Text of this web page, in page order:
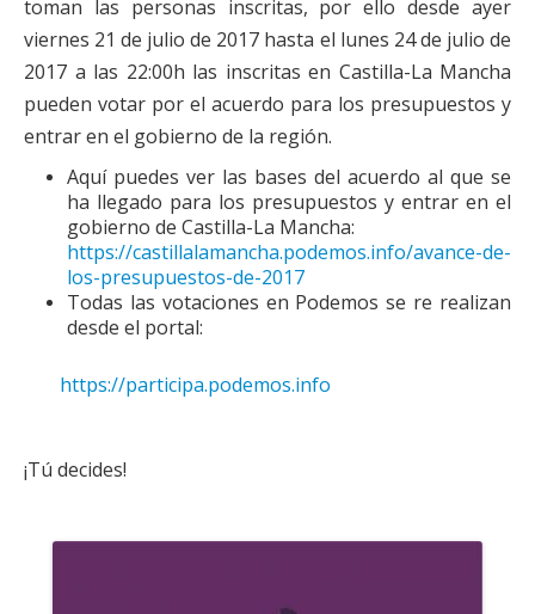
Actas Asamblea Ciudadana
Financiación
Participa con Podemos en Albacete
toman las personas inscritas, por ello desde ayer
viernes 21 de julio de 2017 hasta el lunes 24 de julio de
2017 a las 22:00h las inscritas en Castilla-La Mancha
pueden votar por el acuerdo para los presupuestos y
entrar en el gobierno de la región.
Aquí puedes ver las bases del acuerdo al que se
ha llegado para los presupuestos y entrar en el
gobierno de Castilla-La Mancha:
https://castillalamancha.podemos.info/avance-de-
los-presupuestos-de-2017
Todas las votaciones en Podemos se re realizan
desde el portal:
https://participa.podemos.info
¡Tú decides!